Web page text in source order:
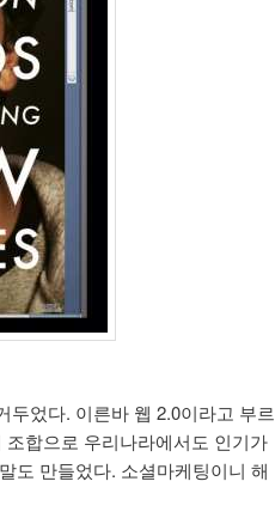
두었다. 이른바 웹 2.0이라고 부르
합으로 우리나라에서도 인기가
도 만들었다. 소셜마케팅이니 해